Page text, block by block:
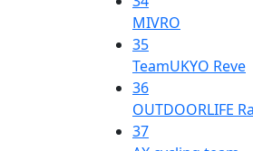
MIVRO
35
TeamUKYO Reve
36
OUTDOORLIFE
37